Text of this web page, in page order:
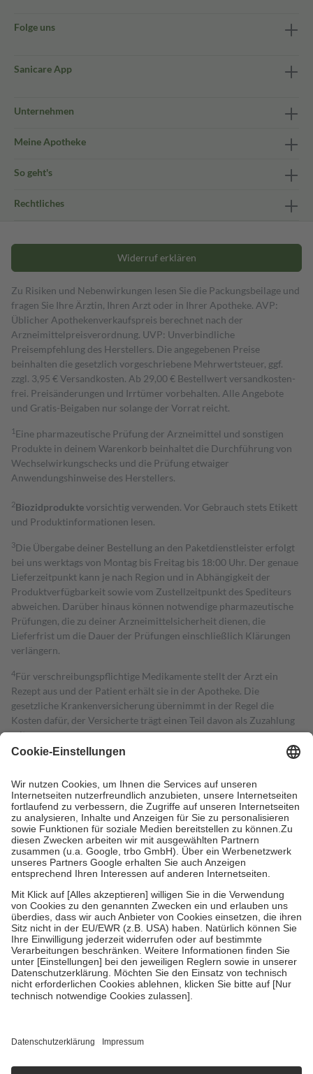
Folge uns
Sanicare App
Unternehmen
Meine Apotheke
So geht's
Rechtliches
Widerruf erklären
Zu Risiken und Nebenwirkungen lesen Sie die Packungsbeilage und
fragen Sie Ihre Ärztin, Ihren Arzt oder in Ihrer Apotheke. AVP:
Üblicher Apothekenverkaufspreis berechnet nach der
Arzneimittelpreisverordnung. UVP: Unverbindliche
Preisempfehlung des Herstellers. Die angegebenen Preise
beinhalten die gesetzlich vorgeschriebene Mehrwertsteuer, ggf.
zzgl. 3,95 € Versandkosten. Ab 29,00 € Bestell­wert versand­kosten­
frei. Preisänderungen und Irrtümer vorbehalten. Alle Angebote
und Gratis-Beigaben nur solange der Vorrat reicht.
1 Eine pharmazeutische Prüfung der Arzneimittel und sonstigen
Produkte in deinem Warenkorb beinhaltet die Durchführung von
Wechselwirkungschecks und die Prüfung etwaiger
Anwendungshinweise des Herstellers.
2Biozidproduktevorsichtig verwenden. Vor Gebrauch stets Etikett
und Produktinformationen lesen.
3Die Übergabe deiner Bestellung an den Paketdienstleister erfolgt
bei uns werktags von Montag bis Freitag bis 18:00 Uhr. Der genaue
Lieferzeitpunkt kann je nach Region und in Abhängigkeit der
Produktverfügbarkeit sowie vom Zustellzeitpunkt des Spediteurs
abweichen. Darüber hinaus können notwendige pharmazeutische
Prüfungen, die zu deiner Arzneimittelsicherheit dienen, die
Lieferfrist um die Dauer der Prüfungen einschließlich Klärungen
verlängern.
4Für verschreibungspflichtige Medikamente stellt der Arzt ein
Rezept aus und der Patient erhält sie in der Apotheke. Die
gesetzliche Krankenversicherung übernimmt in der Regel die
Kosten dafür, der Versicherte trägt einen Teil davon als Zuzahlung
mit.
Grundsätzlich leisten Mitglieder Zuzahlungen in Höhe von zehn
höchstens zehn Euro.
Es sind jedoch nie mehr als die tatsächlichen
Kosten der Leistung zu entrichten.
Diese Regeln gelten grundsätzlich auch für Online-Apotheken.
Bei Heilmitteln und häuslicher Krankenpflege beträgt die
Zuzahlung zehn Prozent der Kosten sowie zehn Euro je
Verordnung.
Um das Engagement der Versicherten für ihre eigene Gesundheit zu
stärken und die besondere Stellung der Familie zu unterstützen,
fallenkeine Zuzahlungenan bei:
• Kindern und Jugendlichen bis zum vollendeten 18. Lebensjahr
mit Ausnahme der Fahrkosten
• Untersuchungen zur Vorsorge und Früherkennung, die von der
GKV getragen werden
• empfohlenen Schutzimpfungen
• Harn- und Blutteststreifen
getroffen, um sicherzustellen, dass es sich um echte Bewertungen
https://help.etrusted.com/hc/de/articles/4419944605341